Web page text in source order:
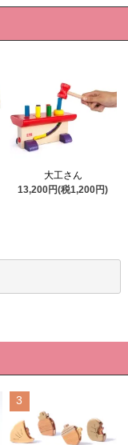
大工さん
13,200円(税1,200円)
3